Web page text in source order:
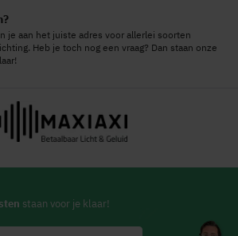
je aan het juiste adres voor allerlei soorten
Heb je toch nog een vraag? Dan staan onze
staan voor je klaar!